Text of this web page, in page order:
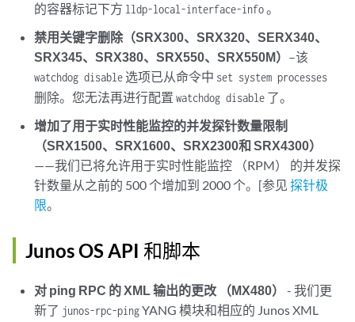
的容器标记下方 lldp-local-interface-info。
禁用关键字删除（SRX300、SRX320、SERX340、
SRX345、SRX380、SRX550、SRX550M） –该
watchdog disable 选项已从命令中 set system processes
删除。您无法再进行配置watchdog disable 了。
增加了用于实时性能监控的并发探针数量限制
（SRX1500、SRX1600、SRX2300和 SRX4300）
——我们已将允许用于实时性能监控 （RPM） 的并发探
针数量从之前的 500 个增加到 2000 个。[参见探针极
限。
Junos OS API 和脚本
对 ping RPC 的 XML 输出的更改 （MX480）
- 我们更
新了 junos-rpc-pingYANG 模块和相应的 Junos XML